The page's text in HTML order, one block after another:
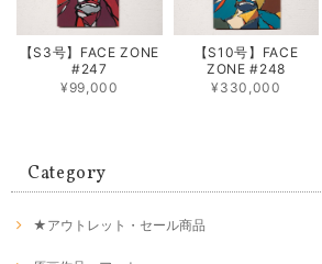
【S3号】FACE ZONE
#247
¥99,000
【S10号】FACE
ZONE #248
¥330,000
Category
★アウトレット・セール商品